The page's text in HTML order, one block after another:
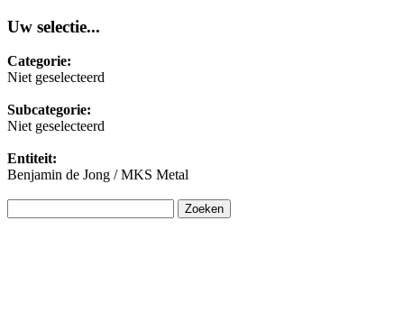
Uw selectie...
Categorie:
Niet geselecteerd
Subcategorie:
Niet geselecteerd
Entiteit:
Benjamin de Jong / MKS Metal